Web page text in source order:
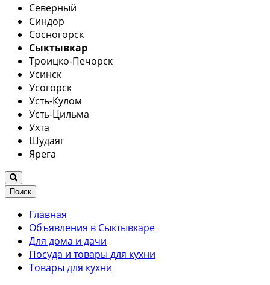
Северный
Синдор
Сосногорск
Сыктывкар
Троицко-Печорск
Усинск
Усогорск
Усть-Кулом
Усть-Цильма
Ухта
Шудаяг
Ярега
Поиск
Главная
Объявления в Сыктывкаре
Для дома и дачи
Посуда и товары для кухни
Товары для кухни